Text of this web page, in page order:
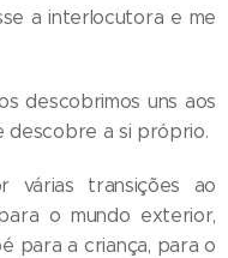
a interlocutora e me
descobrimos uns aos
descobre a si próprio.
várias transições ao
o mundo exterior,
para a criança, para o